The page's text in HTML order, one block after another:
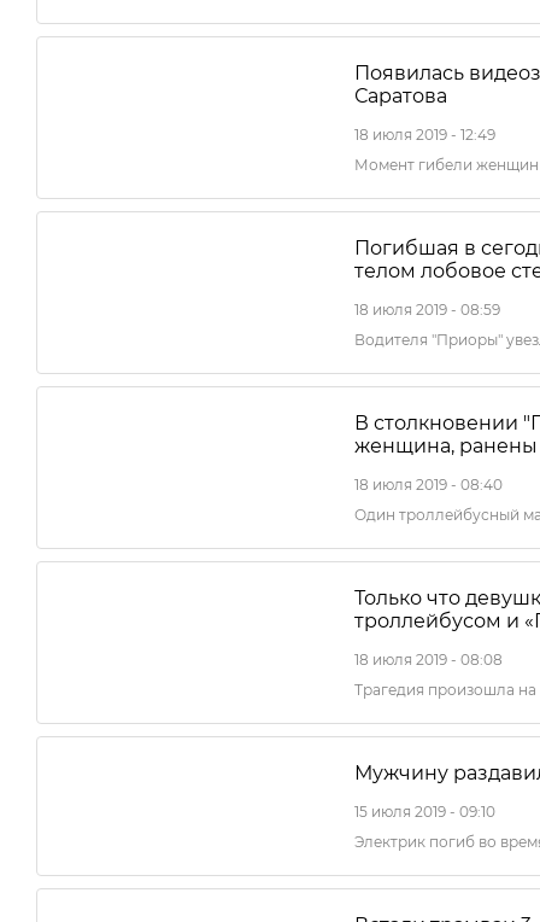
Появилась
Саратова
18 июля 2019 - 12:49
Момент гибели
Погибшая в
телом лобовое
18 июля 2019 - 08:59
Водителя "Приоры"
В столкновении
женщина, ранены
18 июля 2019 - 08:40
Один троллейбусный
Только что
троллейбусом и
18 июля 2019 - 08:08
Трагедия произошла
Мужчину
15 июля 2019 - 09:10
Электрик погиб во